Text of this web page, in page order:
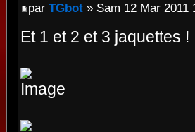
par TGbot » Sam 12 Mar 2011
Et 1 et 2 et 3 jaquettes !